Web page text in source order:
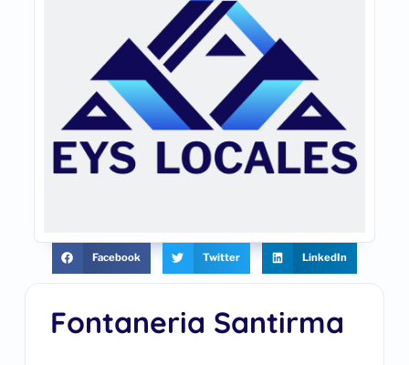
Fontaneria Santirma
Facebook Twitter LinkedIn